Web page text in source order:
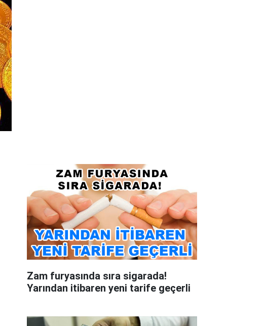
Zam furyasında sıra sigarada!
Yarından itibaren yeni tarife geçerli